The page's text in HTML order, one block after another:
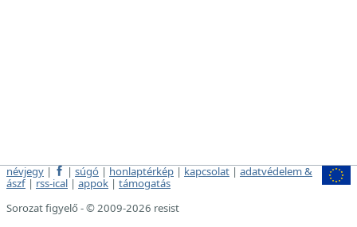
névjegy | | súgó | honlaptérkép | kapcsolat | adatvédelem &
ászf | rss-ical | appok | támogatás
Sorozat figyelő - © 2009-2026 resist